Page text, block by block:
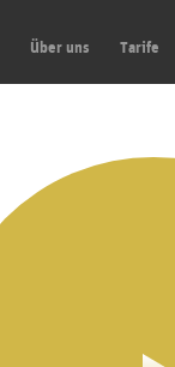
Über uns Tarife